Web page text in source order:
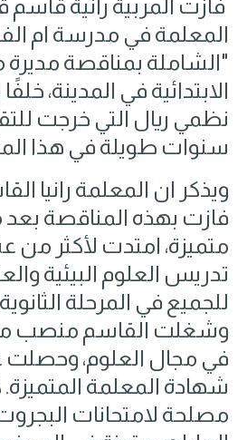
فازت المربية رانية
المعلمة في مدرسة ام
"الشاملة بمناقصة
الابتدائية في المدينة،
نظمي ريال التي خرجت
سنوات طويلة في هذا
ويذكر ان المعلمة رانيا
فازت بهذه المناقصة
متميزة، امتدت لأكثر
تدريس العلوم البيئية
للجميع في المرحلة
وشغلت القاسم منصب
شهادة المعلمة
مصلحة لامتحانات